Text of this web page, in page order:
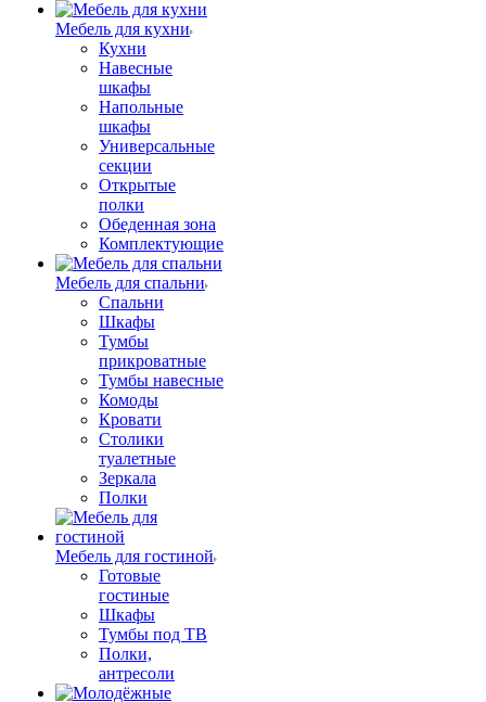
Мебель для кухни
Кухни
Навесные
шкафы
Напольные
шкафы
Универсальные
секции
Открытые
полки
Обеденная зона
Комплектующие
Мебель для спальни
Спальни
Шкафы
Тумбы
прикроватные
Тумбы навесные
Комоды
Кровати
Столики
туалетные
Зеркала
Полки
Мебель для гостиной
Готовые
гостиные
Шкафы
Тумбы под ТВ
Полки,
антресоли